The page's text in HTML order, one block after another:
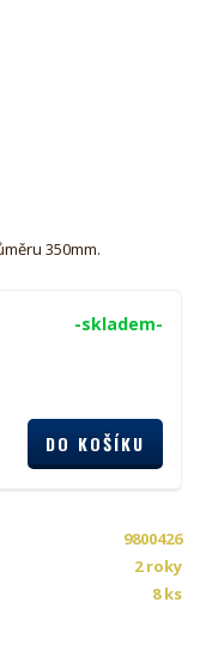
350mm.
-skladem-
9800426
2 roky
8 ks